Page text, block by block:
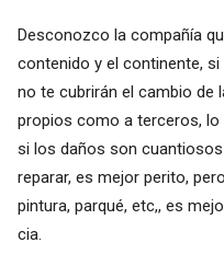
Desconozco la compañía
contenido y el continente,
no te cubrirán el cambio de
propios como a terceros, lo
si los daños son
reparar, es mejor perito,
pintura, parqué, etc,, es
cia.